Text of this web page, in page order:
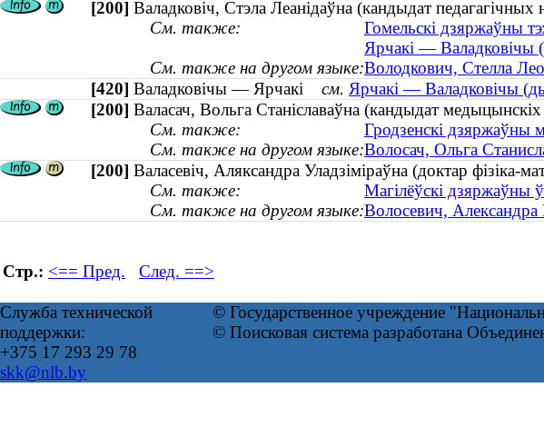
[200] Валадковіч, Стэла Леанідаўна (кандыдат
См. также:
Гомельскі дзяржаўны
Ярчакі — Валадковічы
См. также на другом языке:Володкович, Стелла
[420] Валадковічы — Ярчакі см. Ярчакі — Валадковічы
[200] Валасач, Вольга Станіславаўна (кандыдат
См. также:
Гродзенскі дзяржаўны
См. также на другом языке:Волосач, Ольга
[200] Валасевіч, Аляксандра Уладзіміраўна (доктар фізіка-
См. также:
Магілёўскі дзяржаўны
См. также на другом языке:Волосевич,
Стр.: <== Пред. След. ==>
Служба технической
поддержки:
+375 17 293 29 78
skk@nlb.by
© Государственное учреждение
© Поисковая система разработана